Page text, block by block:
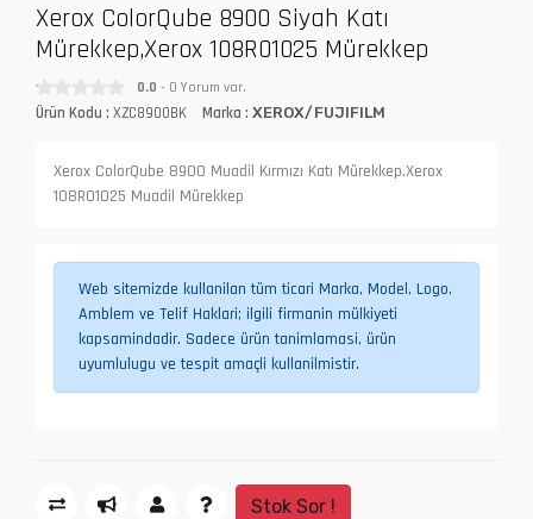
Xerox ColorQube 8900 Siyah Katı
Mürekkep,Xerox 108R01025 Mürekkep
0.0 - 0 Yorum var.
Ürün Kodu : XZC8900BK Marka : XEROX/FUJIFILM
Xerox ColorQube 8900 Muadil Kırmızı Katı Mürekkep,Xerox
108R01025 Muadil Mürekkep
Web sitemizde kullanilan tüm ticari Marka, Model, Logo,
Amblem ve Telif Haklari; ilgili firmanin mülkiyeti
kapsamindadir. Sadece ürün tanimlamasi, ürün
uyumlulugu ve tespit amaçli kullanilmistir.
Stok Sor !